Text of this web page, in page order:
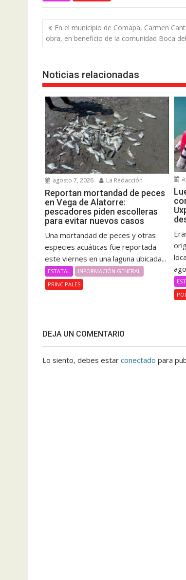
Navegación
de
entradas
En el municipio de Comapa, Carmen
obra, en beneficio de la comunidad Boca
Noticias relacionadas
agosto 7, 2026 La Redacción
Reportan mortandad de peces
en Vega de Alatorre:
pescadores piden escolleras
para evitar nuevos casos
Una mortandad de peces y otras
especies acuáticas fue reportada
este viernes en una laguna ubicada...
ESTATAL
INFORMACIÓN GENERAL
PRINCIPALES
DEJA UN COMENTARIO
Lo siento, debes estar conectado para